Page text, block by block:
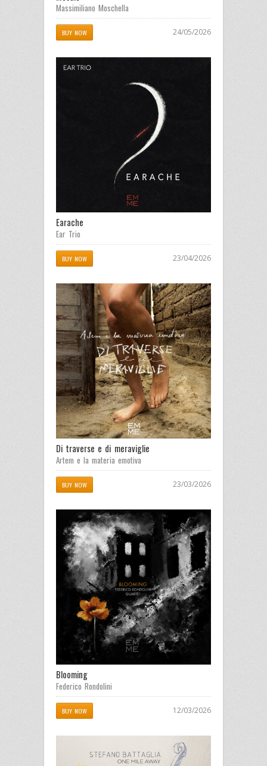
Massimiliano Moschella
BUY NOW 24/05/2026
Earache
Ear Trio
BUY NOW 23/04/2026
Di traverse e di meraviglie
Artem e la materia emotiva
BUY NOW 23/03/2026
Blooming
Federico Rondolini
BUY NOW 12/03/2026